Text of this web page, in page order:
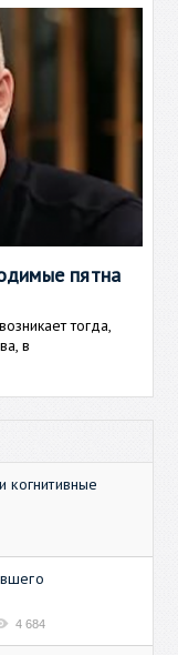
пятна
тогда,
в
когнитивные
4 684